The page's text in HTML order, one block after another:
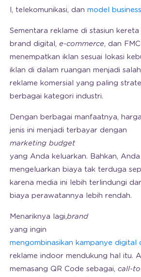
l, telekomunikasi, dan model
Sementara reklame di stasiun
brand digital, e-commerce, dan
menempatkan iklan sesuai lokasi
iklan di dalam ruangan menjadi
reklame komersial yang paling
berbagai kategori industri.
Dengan berbagai manfaatnya,
jenis ini menjadi terbayar dengan
marketing budget
yang Anda keluarkan. Bahkan,
mengeluarkan biaya tak terduga
karena media ini lebih terlindungi
biaya perawatannya lebih rendah.
Menariknya lagi,brand
yang ingin
mengombinasikan kampanye digital
reklame indoor mendukung hal itu.
memasang QR Code sebagai, call-